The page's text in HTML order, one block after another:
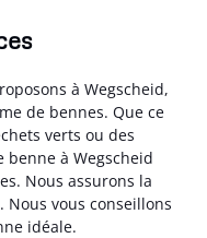
à Wegscheid,
de bennes. Que ce
verts ou des
à Wegscheid
Nous assurons la
vous conseillons
idéale.